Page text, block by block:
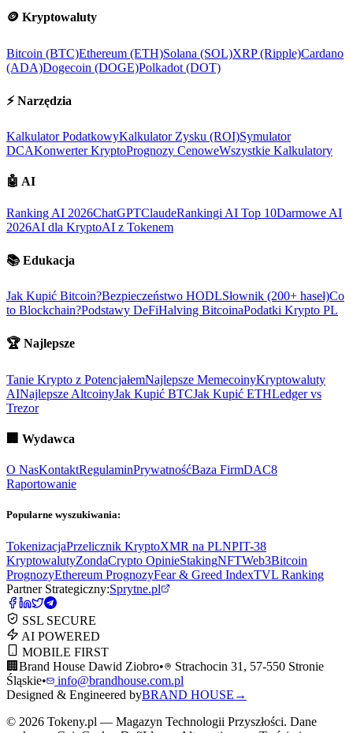
🪙 Kryptowaluty
Bitcoin (BTC)Ethereum (ETH)Solana (SOL)XRP (Ripple)Cardano
(ADA)Dogecoin (DOGE)Polkadot (DOT)
⚡ Narzędzia
Kalkulator PodatkowyKalkulator Zysku (ROI)Symulator
DCAKonwerter KryptoPrognozy CenoweWszystkie Kalkulatory
🤖 AI
Ranking AI 2026ChatGPTClaudeRankingi AI Top 10Darmowe AI
2026AI dla KryptoAI z Tokenem
📚 Edukacja
Jak Kupić Bitcoin?Bezpieczeństwo HODLSłownik (200+ haseł)Co
to Blockchain?Podstawy DeFiHalving BitcoinaPodatki Krypto PL
🏆 Najlepsze
Tanie Krypto z PotencjałemNajlepsze MemecoinyKryptowaluty
AINajlepsze AltcoinyJak Kupić BTCJak Kupić ETHLedger vs
Trezor
🏢 Wydawca
O NasKontaktRegulaminPrywatnośćBaza FirmDAC8
Raportowanie
Popularne wyszukiwania:
TokenizacjaPrzelicznik KryptoXMR na PLNPIT-38
KryptowalutyZondaCrypto OpinieStakingNFTWeb3Bitcoin
PrognozyEthereum PrognozyFear & Greed IndexTVL Ranking
Partner Strategiczny:Sprytne.pl
SSL SECURE
AI POWERED
MOBILE FIRST
🏢 Brand House Dawid Ziobro•
Strachocin 31, 57-550 Stronie
Śląskie•
info@brandhouse.com.pl
Designed & Engineered byBRAND HOUSE →
© 2026 Tokeny.pl — Magazyn Technologii Przyszłości. Dane